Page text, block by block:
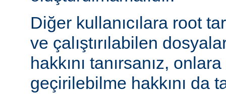
Diğer kullanıcılara root
ve çalıştırılabilen
hakkını tanırsanız,
geçirilebilme hakkını da